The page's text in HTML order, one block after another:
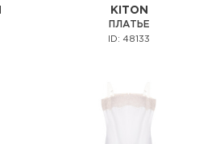
KITON
ПЛАТЬЕ
ID: 48133